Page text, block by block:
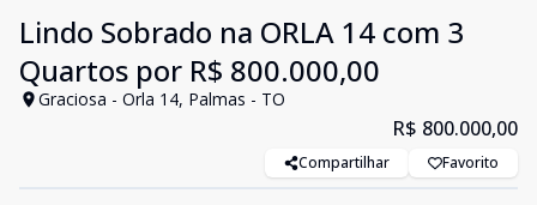
Lindo Sobrado na ORLA 14 com 3
Quartos por R$ 800.000,00
Graciosa - Orla 14, Palmas - TO
R$ 800.000,00
Compartilhar Favorito